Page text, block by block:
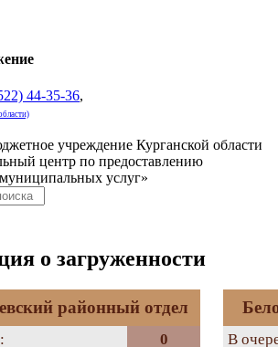
44-35-36,
учреждение Курганской области
центр по предоставлению
услуг»
о загруженности
районный отдел
0
В